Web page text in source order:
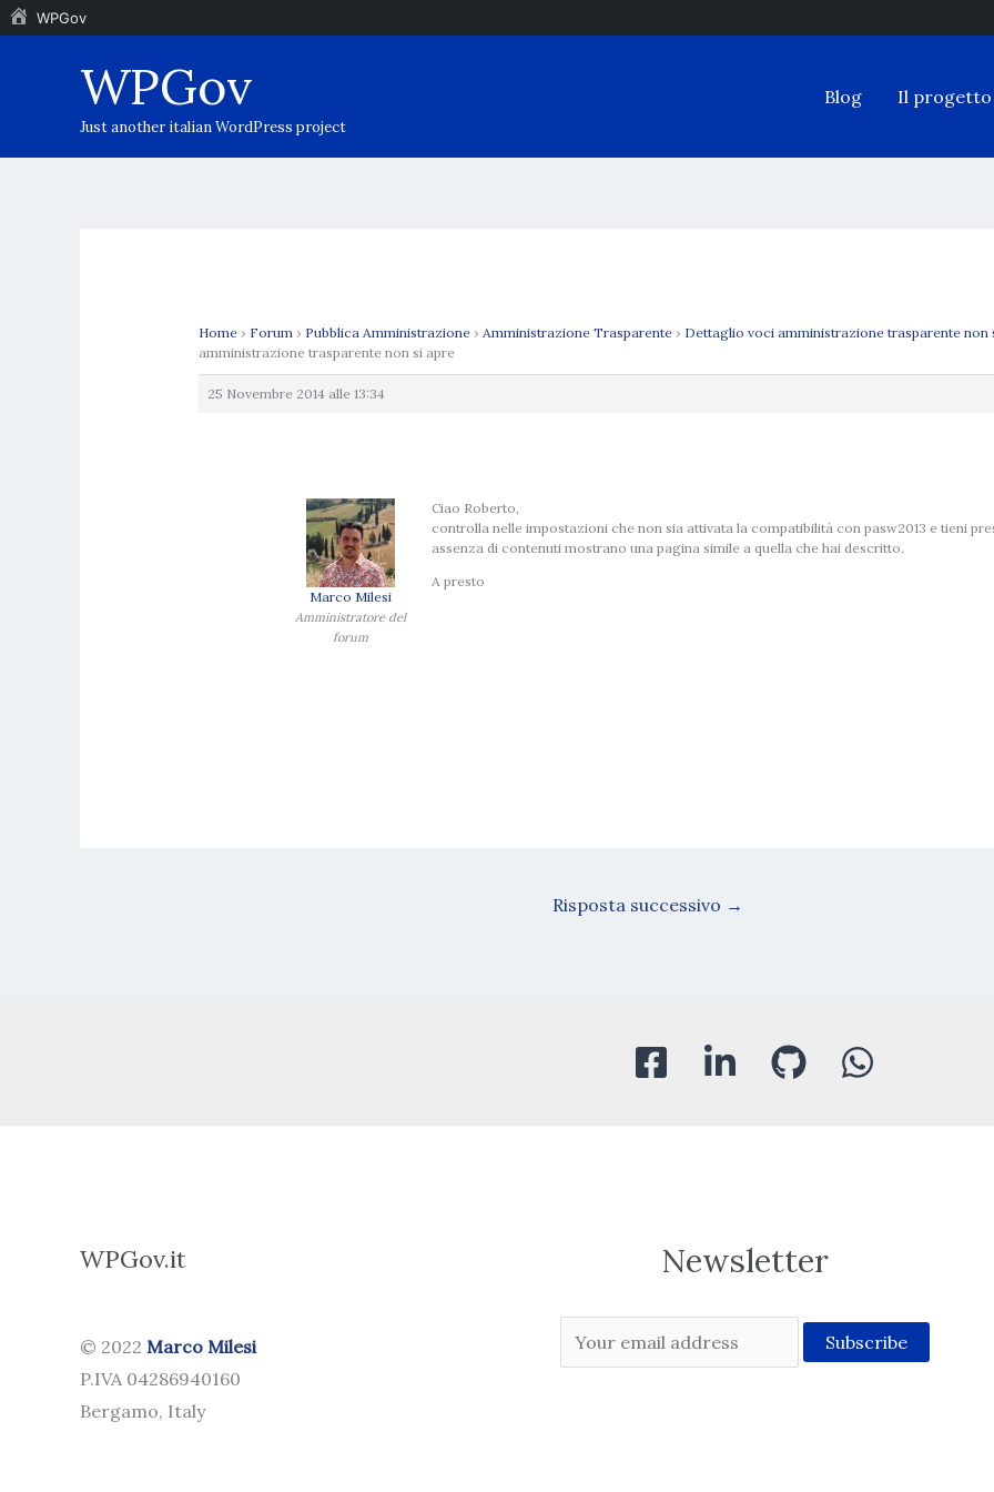
WPGov
WPGov
Just another italian WordPress project
Blog Il progetto
Home › Forum › Pubblica Amministrazione › Amministrazione Trasparente › Dettaglio voci amministrazione trasparente non
amministrazione trasparente non si apre
25 Novembre 2014 alle 13:34
Marco Milesi
Amministratore del
forum
Ciao Roberto,
controlla nelle impostazioni che non sia attivata la compatibilità con pasw2013 e tieni
assenza di contenuti mostrano una pagina simile a quella che hai descritto.
A presto
Risposta successivo →
WPGov.it
© 2022 Marco Milesi
P.IVA 04286940160
Bergamo, Italy
Newsletter